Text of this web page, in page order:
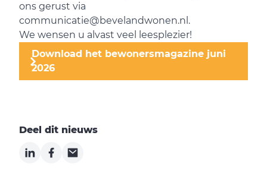
ons gerust via
communicatie@bevelandwonen.nl .
We wensen u alvast veel leesplezier!
Download het bewonersmagazine juni
2026
Deel dit nieuws
LinkedInFacebook
Email